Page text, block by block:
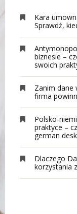
Kara
Sprawdź,
biznesie –
swoich
Zanim dane
firma
Polsko-
praktyce –
german
Dlaczego
korzystania